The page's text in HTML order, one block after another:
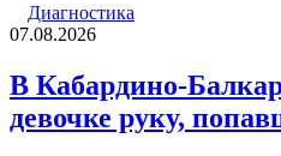
Диагностика
07.08.2026
В Кабардино-
девочке руку,